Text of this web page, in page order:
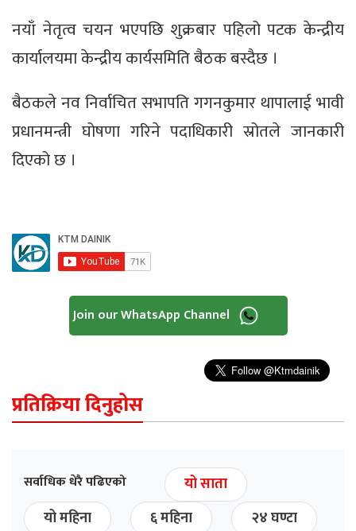
नयाँ नेतृत्व चयन भएपछि शुक्रबार पहिलो पटक केन्द्रीय
कार्यालयमा केन्द्रीय कार्यसमिति बैठक बस्दैछ ।
बैठकले नव निर्वाचित सभापति गगनकुमार थापालाई भावी
प्रधानमन्त्री घोषणा गरिने पदाधिकारी स्रोतले जानकारी
दिएको छ ।
Join our WhatsApp Channel
प्रतिक्रिया दिनुहोस
सर्वाधिक धेरै पढिएको
यो साता
यो महिना
६ महिना २४ घण्टा